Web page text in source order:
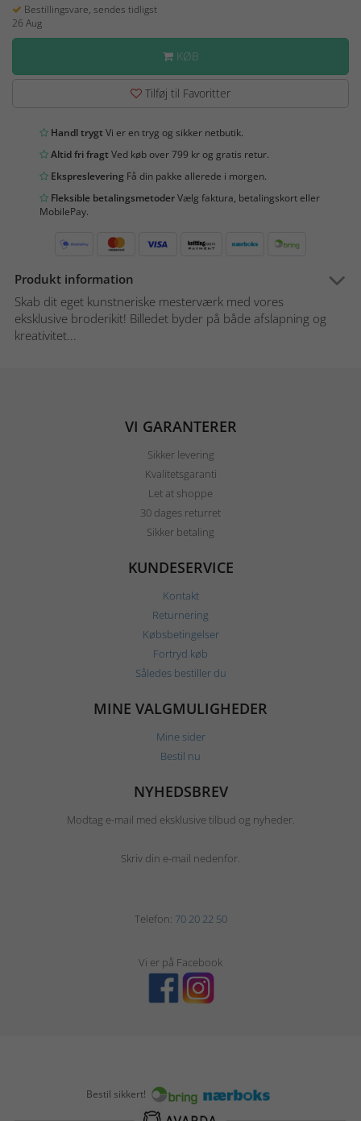
Bestillingsvare, sendes tidligst
26 Aug
KØB
Tilføj til Favoritter
Handl trygtVi er en tryg og sikker netbutik.
Altid fri fragtVed køb over 799 kr og gratis retur.
Ekspreslevering Få din pakke allerede i morgen.
Fleksible betalingsmetoderVælg faktura, betalingskort eller
MobilePay.
Produkt information
Skab dit eget kunstneriske mesterværk med vores
eksklusive broderikit! Billedet byder på både afslapning og
kreativitet...
VI GARANTERER
Sikker levering
Kvalitetsgaranti
Let at shoppe
30 dages returret
Sikker betaling
KUNDESERVICE
Kontakt
Returnering
Købsbetingelser
Fortryd køb
Således bestiller du
MINE VALGMULIGHEDER
Mine sider
Bestil nu
NYHEDSBREV
Modtag e-mail med eksklusive tilbud og nyheder.
Skriv din e-mail nedenfor.
Telefon: 70 20 22 50
Vi er på Facebook
Bestil sikkert!